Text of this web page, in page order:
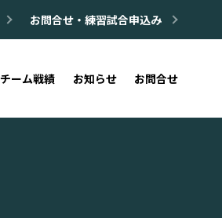
お問合せ・練習試合申込み
チーム戦績 お知らせ お問合せ